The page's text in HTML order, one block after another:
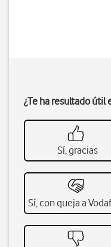
¿Te ha resultado útil
Sí, gracias
Sí, con queja a